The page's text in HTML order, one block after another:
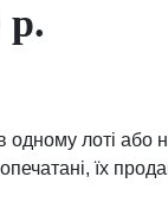
р.
одному лоті або
їх